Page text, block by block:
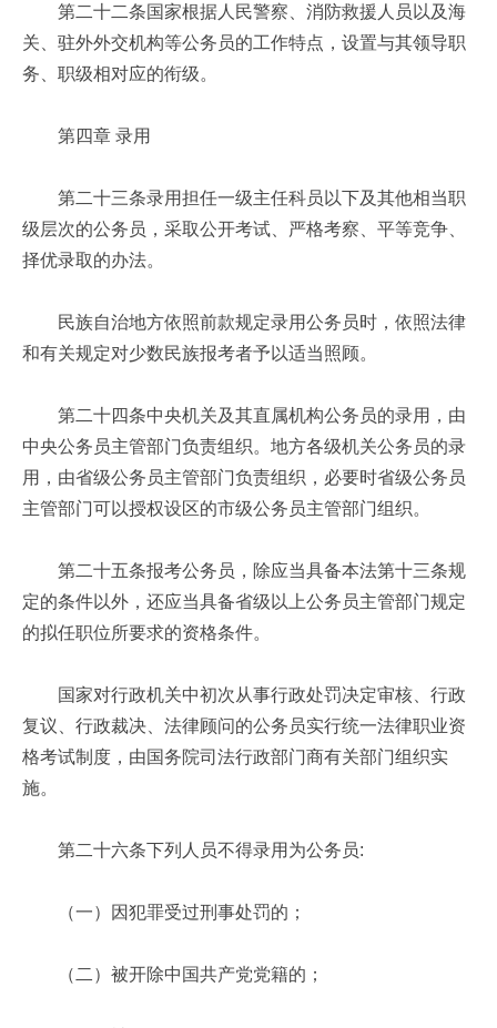
第二十二条国家根据人民警察、消防救援人员以及海
关、驻外外交机构等公务员的工作特点，设置与其领导职
务、职级相对应的衔级。
第四章 录用
第二十三条录用担任一级主任科员以下及其他相当职
级层次的公务员，采取公开考试、严格考察、平等竞争、
择优录取的办法。
民族自治地方依照前款规定录用公务员时，依照法律
和有关规定对少数民族报考者予以适当照顾。
第二十四条中央机关及其直属机构公务员的录用，由
中央公务员主管部门负责组织。地方各级机关公务员的录
用，由省级公务员主管部门负责组织，必要时省级公务员
主管部门可以授权设区的市级公务员主管部门组织。
第二十五条报考公务员，除应当具备本法第十三条规
定的条件以外，还应当具备省级以上公务员主管部门规定
的拟任职位所要求的资格条件。
国家对行政机关中初次从事行政处罚决定审核、行政
复议、行政裁决、法律顾问的公务员实行统一法律职业资
格考试制度，由国务院司法行政部门商有关部门组织实
施。
第二十六条下列人员不得录用为公务员:
（一）因犯罪受过刑事处罚的；
（二）被开除中国共产党党籍的；